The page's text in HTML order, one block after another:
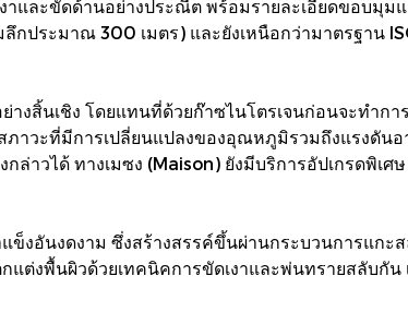
และขัดด้านอย่างประณีต พร้อมรายละเอียดขอบมุม
กประมาณ 300 เมตร) และยังเหนือกว่ามาตรฐาน
งสิ้นเชิง โดยแทนที่ด้วยก๊าซไนโตรเจนก่อนจะทำก
วะที่มีการเปลี่ยนแปลงของอุณหภูมิรวมถึงแรงดันอ
าวได้ ทางเมซง (Maison) ยังมีบริการอัปเกรดพิเศ
ข็งอันงดงาม ซึ่งสร้างสรรค์ขึ้นผ่านกระบวนการแกะ
แต่งพื้นผิวด้วยเทคนิคการขัดเงาและพ่นทรายสลับกั